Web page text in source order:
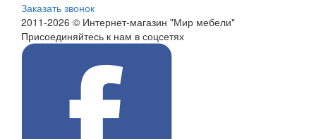
Заказать звонок
2011-2026 © Интернет-магазин "Мир мебели"
Присоединяйтесь к нам в соцсетях